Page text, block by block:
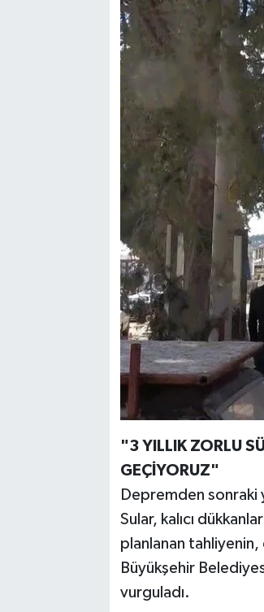
"3 YILLIK ZORLU
GEÇİYORUZ"
Depremden sonraki
Sular, kalıcı
planlanan tahliyenin,
Büyükşehir
vurguladı.